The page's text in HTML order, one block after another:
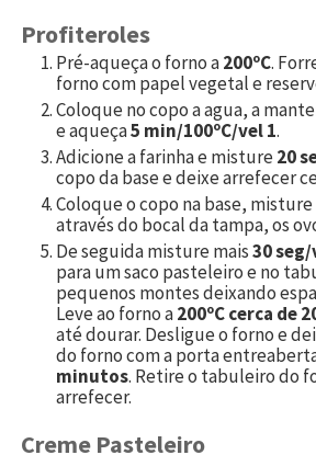
Profiteroles
Pré-aqueça o forno a200ºC.
forno com papel vegetal e
Coloque no copo a agua, a
e aqueça5 min/100ºC/vel 1.
Adicione a farinha e misture20
copo da base e deixe arrefecer
Coloque o copo na base, misture
através do bocal da tampa, os
De seguida misture mais30 seg/
para um saco pasteleiro e no
pequenos montes deixando
Leve ao forno a200ºC cerca de
até dourar. Desligue o forno e
do forno com a porta
minutos. Retire o tabuleiro do
arrefecer.
Creme Pasteleiro